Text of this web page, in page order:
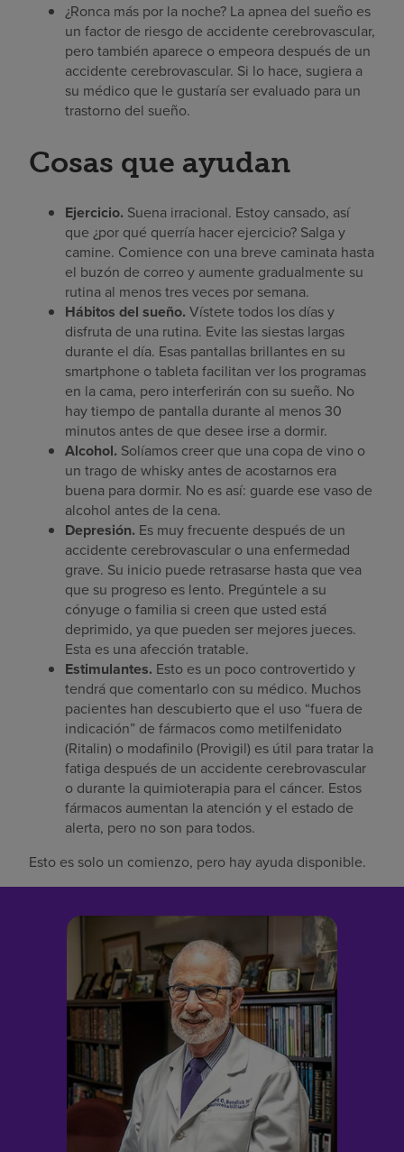
¿Ronca más por la noche? La apnea del sueño es
un factor de riesgo de accidente cerebrovascular,
pero también aparece o empeora después de un
accidente cerebrovascular. Si lo hace, sugiera a
su médico que le gustaría ser evaluado para un
trastorno del sueño.
Cosas que ayudan
Ejercicio. Suena irracional. Estoy cansado, así
que ¿por qué querría hacer ejercicio? Salga y
camine. Comience con una breve caminata hasta
el buzón de correo y aumente gradualmente su
rutina al menos tres veces por semana.
Hábitos del sueño. Vístete todos los días y
disfruta de una rutina. Evite las siestas largas
durante el día. Esas pantallas brillantes en su
smartphone o tableta facilitan ver los programas
en la cama, pero interferirán con su sueño. No
hay tiempo de pantalla durante al menos 30
minutos antes de que desee irse a dormir.
Alcohol. Solíamos creer que una copa de vino o
un trago de whisky antes de acostarnos era
buena para dormir. No es así: guarde ese vaso de
alcohol antes de la cena.
Depresión. Es muy frecuente después de un
accidente cerebrovascular o una enfermedad
grave. Su inicio puede retrasarse hasta que vea
que su progreso es lento. Pregúntele a su
cónyuge o familia si creen que usted está
deprimido, ya que pueden ser mejores jueces.
Esta es una afección tratable.
Estimulantes. Esto es un poco controvertido y
tendrá que comentarlo con su médico. Muchos
pacientes han descubierto que el uso “fuera de
indicación” de fármacos como metilfenidato
(Ritalin) o modafinilo (Provigil) es útil para tratar la
fatiga después de un accidente cerebrovascular
o durante la quimioterapia para el cáncer. Estos
fármacos aumentan la atención y el estado de
alerta, pero no son para todos.
Esto es solo un comienzo, pero hay ayuda disponible.